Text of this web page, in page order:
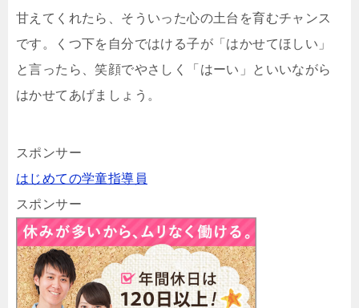
甘えてくれたら、そういった心の土台を育むチャンス
です。くつ下を自分ではける子が「はかせてほしい」
と言ったら、笑顔でやさしく「はーい」といいながら
はかせてあげましょう。
スポンサー
はじめての学童指導員
スポンサー